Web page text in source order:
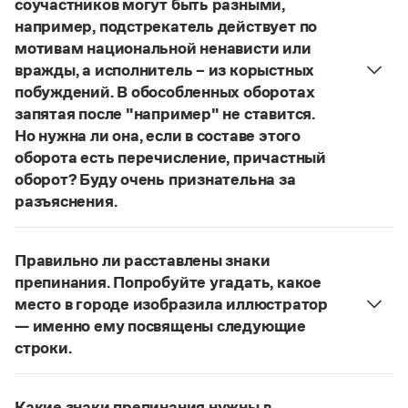
Словари русского языка как государственного
Справочники
Правила русской орфографии и пунктуации
Русский язык. Краткий теоретический курс
для школьников
Письмовник
Справочник по пунктуации
Азбучные истины
Словарь-справочник непростые слова
Все справочники портала
Новости и события
Управление в русском языке
Словарь русских имён
Словарь методических терминов
Правила русской орфографии и пунктуации
(1956)
соучастников могут быть разными,
например, подстрекатель действует по
мотивам национальной ненависти или
вражды, а исполнитель – из корыстных
побуждений. В обособленных оборотах
запятая после "например" не ставится.
Но нужна ли она, если в составе этого
оборота есть перечисление, причастный
оборот? Буду очень признательна за
разъяснения.
В § 94«Правил русской орфографии и пунктуации»
слова и сочетания слов, стоящие на границе
частей сложного предложения и относящиеся к
следующему за ними предложению,
не отделяются от него запятой:Послышался
резкий стук, должно быть сорвалась ставня
По этому правилу запятая посленапример
не нужна:Мотивы совершения преступления у
Правильно ли расставлены знаки
препинания. Попробуйте угадать, какое
место в городе изобразила иллюстратор
— именно ему посвящены следующие
строки.
Нужно закрыть запятой придаточную часть: